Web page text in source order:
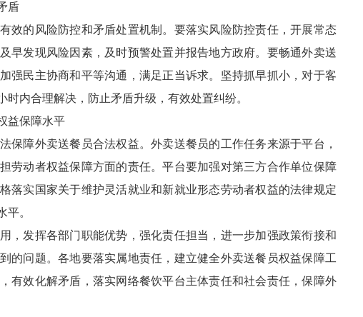
盾
的风险防控和矛盾处置机制。要落实风险防控责任，开展常态
早发现风险因素，及时预警处置并报告地方政府。要畅通外卖送
强民主协商和平等沟通，满足正当诉求。坚持抓早抓小，对于客
内合理解决，防止矛盾升级，有效处置纠纷。
益保障水平
障外卖送餐员合法权益。外卖送餐员的工作任务来源于平台，
劳动者权益保障方面的责任。平台要加强对第三方合作单位保障
落实国家关于维护灵活就业和新就业形态劳动者权益的法律规定
平。
发挥各部门职能优势，强化责任担当，进一步加强政策衔接和
的问题。各地要落实属地责任，建立健全外卖送餐员权益保障工
有效化解矛盾，落实网络餐饮平台主体责任和社会责任，保障外